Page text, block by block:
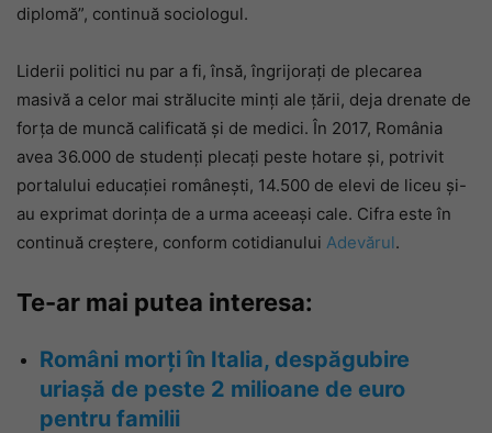
diplomă”, continuă sociologul.
Liderii politici nu par a fi, însă, îngrijorați de plecarea
masivă a celor mai strălucite minți ale țării, deja drenate de
forța de muncă calificată și de medici. În 2017, România
avea 36.000 de studenți plecați peste hotare și, potrivit
portalului educației românești, 14.500 de elevi de liceu și-
au exprimat dorința de a urma aceeași cale. Cifra este în
continuă creștere, conform cotidianului Adevărul.
Te-ar mai putea interesa:
Români morți în Italia, despăgubire
uriașă de peste 2 milioane de euro
pentru familii